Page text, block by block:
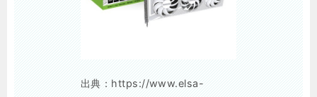
出典：https://www.elsa-